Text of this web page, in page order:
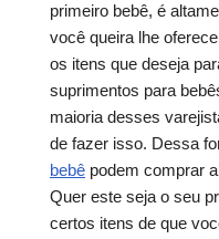
primeiro bebê, é
você queira lhe
os itens que deseja
suprimentos para
maioria desses
de fazer isso. Dessa
bebê podem comprar
Quer este seja o seu
certos itens de que